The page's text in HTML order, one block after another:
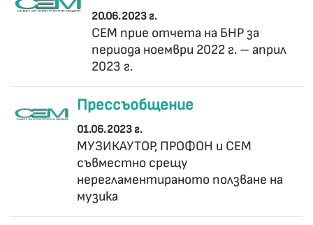
20.06.2023 г.
СЕМ прие отчета на БНР за
периода ноември 2022 г. – април
2023 г.
Прессъобщение
01.06.2023 г.
МУЗИКАУТОР, ПРОФОН и СЕМ
съвместно срещу
нерегламентираното ползване на
музика